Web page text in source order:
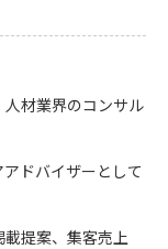
材業界のコンサル
ドバイザーとして
提案、集客売上